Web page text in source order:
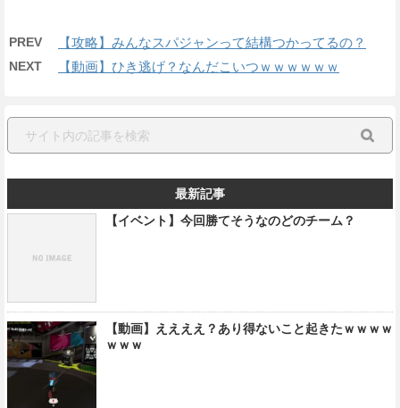
PREV 【攻略】みんなスパジャンって結構つかってるの？
NEXT 【動画】ひき逃げ？なんだこいつｗｗｗｗｗｗ
最新記事
【イベント】今回勝てそうなのどのチーム？
【動画】ええええ？あり得ないこと起きたｗｗｗｗ
ｗｗｗ